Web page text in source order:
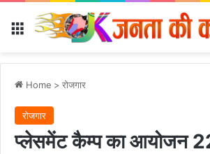
Menu
Home > रोजगार
रोजगार
प्लेसमेंट कैम्प का आयोजन